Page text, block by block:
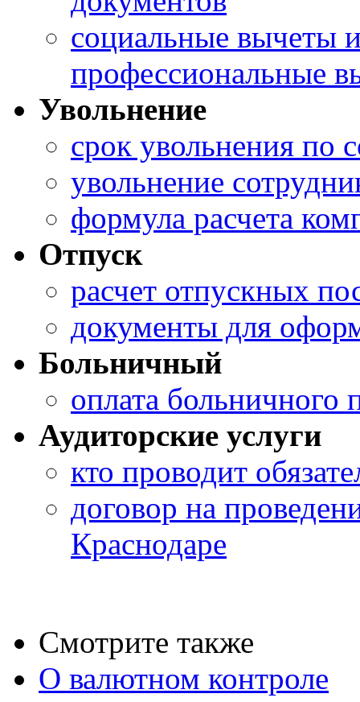
социальные вычеты
профессиональные
Увольнение
срок увольнения по
увольнение
формула расчета
Отпуск
расчет отпускных
документы для
Больничный
оплата больничного
Аудиторские услуги
кто проводит
договор на
Краснодаре
Смотрите также
О валютном контроле